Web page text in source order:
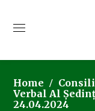
Home
Verbal Al
24.04.2024